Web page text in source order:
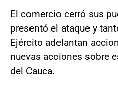
El comercio cerró sus
presentó el ataque y
Ejército adelantan
nuevas acciones sobre
del Cauca.